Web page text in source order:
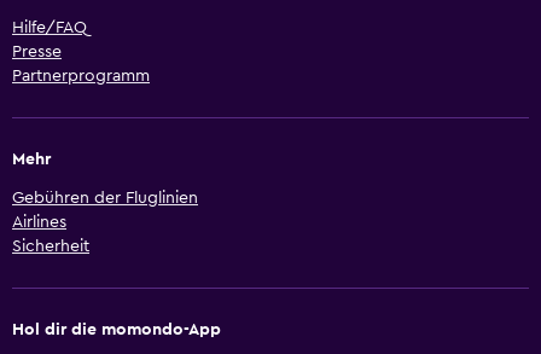
Hilfe/FAQ
Presse
Partnerprogramm
Mehr
Gebühren der Fluglinien
Airlines
Sicherheit
Hol dir die momondo-App